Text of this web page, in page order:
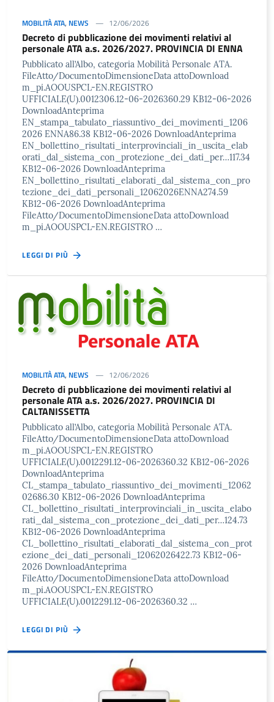
MOBILITÀ ATA, NEWS 12/06/2026
Decreto di pubblicazione dei movimenti relativi al
personale ATA a.s. 2026/2027. PROVINCIA DI ENNA
Pubblicato all’Albo, categoria Mobilità Personale ATA.
FileAtto/DocumentoDimensioneData attoDownload
m_pi.AOOUSPCL-EN.REGISTRO
UFFICIALE(U).0012306.12-06-2026360.29 KB12-06-2026
DownloadAnteprima
EN_stampa_tabulato_riassuntivo_dei_movimenti_1206
2026 ENNA86.38 KB12-06-2026 DownloadAnteprima
EN_bollettino_risultati_interprovinciali_in_uscita_elab
orati_dal_sistema_con_protezione_dei_dati_per…117.34
KB12-06-2026 DownloadAnteprima
EN_bollettino_risultati_elaborati_dal_sistema_con_pro
tezione_dei_dati_personali_12062026ENNA274.59
KB12-06-2026 DownloadAnteprima
FileAtto/DocumentoDimensioneData attoDownload
m_pi.AOOUSPCL-EN.REGISTRO …
LEGGI DI PIÙ
MOBILITÀ ATA, NEWS 12/06/2026
Decreto di pubblicazione dei movimenti relativi al
personale ATA a.s. 2026/2027. PROVINCIA DI
CALTANISSETTA
Pubblicato all’Albo, categoria Mobilità Personale ATA.
FileAtto/DocumentoDimensioneData attoDownload
m_pi.AOOUSPCL-EN.REGISTRO
UFFICIALE(U).0012291.12-06-2026360.32 KB12-06-2026
DownloadAnteprima
CL_stampa_tabulato_riassuntivo_dei_movimenti_12062
02686.30 KB12-06-2026 DownloadAnteprima
CL_bollettino_risultati_interprovinciali_in_uscita_elabo
rati_dal_sistema_con_protezione_dei_dati_per…124.73
KB12-06-2026 DownloadAnteprima
CL_bollettino_risultati_elaborati_dal_sistema_con_prot
ezione_dei_dati_personali_12062026422.73 KB12-06-
2026 DownloadAnteprima
FileAtto/DocumentoDimensioneData attoDownload
m_pi.AOOUSPCL-EN.REGISTRO
UFFICIALE(U).0012291.12-06-2026360.32 …
LEGGI DI PIÙ